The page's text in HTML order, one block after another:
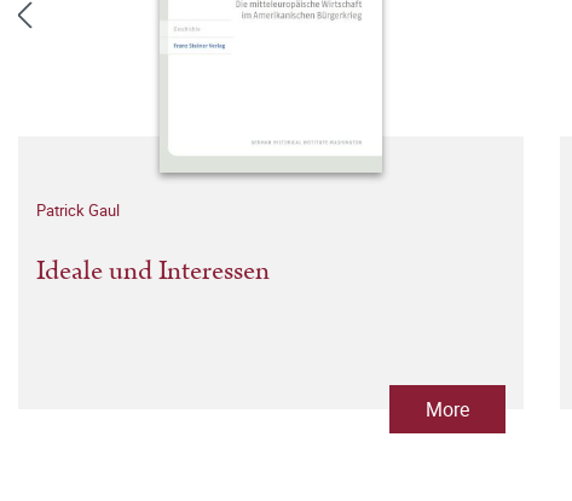
Patrick Gaul
Ideale und Interessen
More